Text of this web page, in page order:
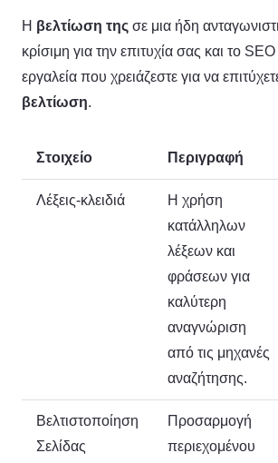
Η βελτίωση της σε μια ήδη
κρίσιμη για την επιτυχία σας και το
εργαλεία που χρειάζεστε για να
βελτίωση.
Στοιχείο Περιγραφή
Λέξεις-κλειδιά
Η χρήση
κατάλληλων
λέξεων και
φράσεων για
καλύτερη
αναγνώριση
από τις μηχανές
αναζήτησης.
Βελτιστοποίηση
Σελίδας
Προσαρμογή
περιεχομένου